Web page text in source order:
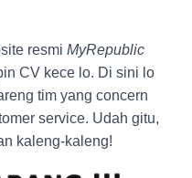
resmi MyRepublic
CV kece lo. Di sini lo
tim yang concern
service. Udah gitu,
kaleng-kaleng!